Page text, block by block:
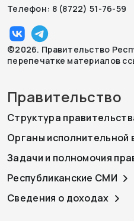
Телефон: 8 (8722) 51-76-59
©2026. Правительство
перепечатке материалов
Правительство
Структура
Органы исполнительной
Задачи и полномочия
Республиканские СМИ
Сведения о доходах